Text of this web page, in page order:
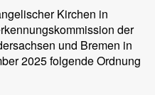
Kirchen in
der
und Bremen in
2025 folgende Ordnung